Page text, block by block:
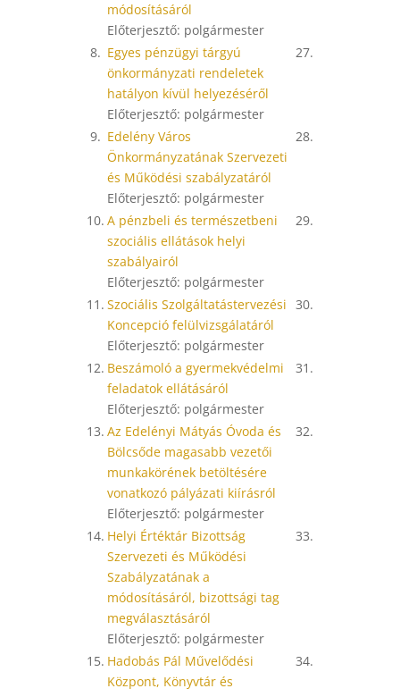
módosításáról
Előterjesztő: polgármester
8. Egyes pénzügyi tárgyú
önkormányzati rendeletek
hatályon kívül helyezéséről
Előterjesztő: polgármester
27.
9. Edelény Város
Önkormányzatának Szervezeti
és Működési szabályzatáról
Előterjesztő: polgármester
28.
10. A pénzbeli és természetbeni
szociális ellátások helyi
szabályairól
Előterjesztő: polgármester
29.
11. Szociális Szolgáltatástervezési
Koncepció felülvizsgálatáról
Előterjesztő: polgármester
30.
12. Beszámoló a gyermekvédelmi
feladatok ellátásáról
Előterjesztő: polgármester
31.
13. Az Edelényi Mátyás Óvoda és
Bölcsőde magasabb vezetői
munkakörének betöltésére
vonatkozó pályázati kiírásról
Előterjesztő: polgármester
32.
14. Helyi Értéktár Bizottság
Szervezeti és Működési
Szabályzatának a
módosításáról, bizottsági tag
megválasztásáról
Előterjesztő: polgármester
33.
15. Hadobás Pál Művelődési
Központ, Könyvtár és
34.